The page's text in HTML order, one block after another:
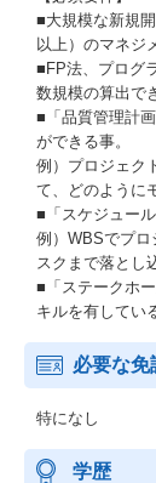
■大規模な新規
以上）のマネジ
■FP法、プログ
数規模の算出で
■「品質管理計
ができる事。
例）プロジェク
て、どのように
■「スケジュー
例）WBSでプロ
スクまで落とし
■「ステークホ
キルを有してい
必要な免
特になし
学歴